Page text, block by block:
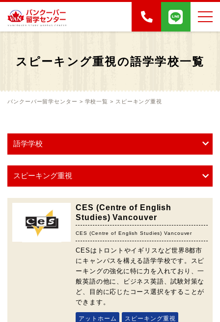
スピーキング重視の語学学校一覧
バンクーバー留学センター > 学校一覧 > スピーキング重視
CES (Centre of English
Studies) Vancouver
CES (Centre of English Studies) Vancouver
CESはトロントやイギリスなど世界8都市
にキャンパスを構える語学学校です。スピ
ーキングの強化に特に力を入れており、一
般英語の他に、ビジネス英語、試験対策な
ど、目的に応じたコース選択をすることが
できます。
アットホーム スピーキング重視